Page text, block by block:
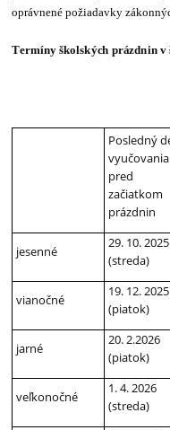
oprávnené požiadavky
Termíny školských prázdnin v
Posledný
vyučovania
pred
začiatkom
prázdnin
jesenné
29. 10. 2025
(streda)
vianočné
19. 12. 2025
(piatok)
jarné
20. 2.2026
(piatok)
veľkonočné
1. 4. 2026
(streda)